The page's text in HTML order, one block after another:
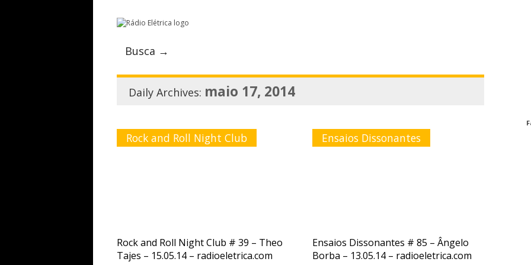
Busca →
Daily Archives: maio 17, 2014
Rock and Roll Night Club
Rock and Roll Night Club # 39 – Theo
Tajes – 15.05.14 – radioeletrica.com
Ensaios Dissonantes
Ensaios Dissonantes # 85 – Ângelo
Borba – 13.05.14 – radioeletrica.com